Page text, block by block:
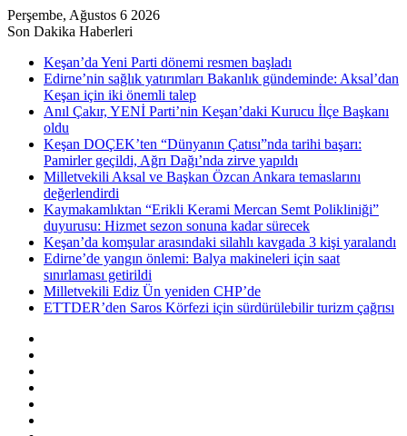
Perşembe, Ağustos 6 2026
Son Dakika Haberleri
Keşan’da Yeni Parti dönemi resmen başladı
Edirne’nin sağlık yatırımları Bakanlık gündeminde: Aksal’dan
Keşan için iki önemli talep
Anıl Çakır, YENİ Parti’nin Keşan’daki Kurucu İlçe Başkanı
oldu
Keşan DOÇEK’ten “Dünyanın Çatısı”nda tarihi başarı:
Pamirler geçildi, Ağrı Dağı’nda zirve yapıldı
Milletvekili Aksal ve Başkan Özcan Ankara temaslarını
değerlendirdi
Kaymakamlıktan “Erikli Kerami Mercan Semt Polikliniği”
duyurusu: Hizmet sezon sonuna kadar sürecek
Keşan’da komşular arasındaki silahlı kavgada 3 kişi yaralandı
Edirne’de yangın önlemi: Balya makineleri için saat
sınırlaması getirildi
Milletvekili Ediz Ün yeniden CHP’de
ETTDER’den Saros Körfezi için sürdürülebilir turizm çağrısı